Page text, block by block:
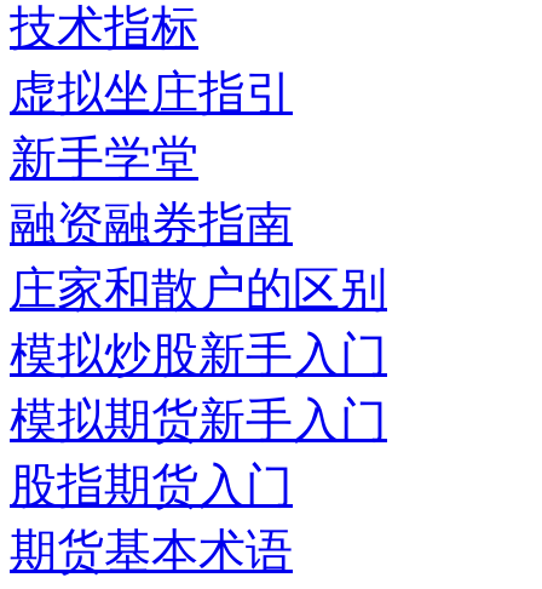
技术指标
虚拟坐庄指引
新手学堂
融资融券指南
庄家和散户的区别
模拟炒股新手入门
模拟期货新手入门
股指期货入门
期货基本术语